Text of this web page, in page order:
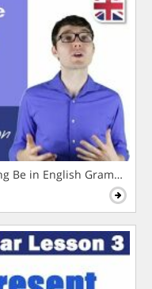
Be in English Grammar